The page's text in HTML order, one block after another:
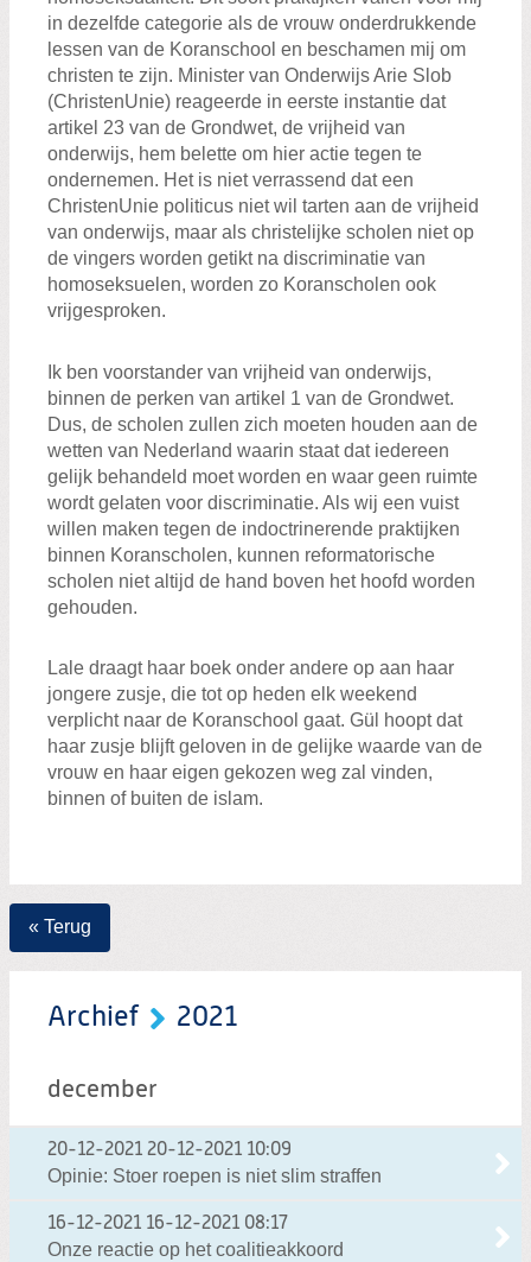
in dezelfde categorie als de vrouw onderdrukkende
lessen van de Koranschool en beschamen mij om
christen te zijn. Minister van Onderwijs Arie Slob
(ChristenUnie) reageerde in eerste instantie dat
artikel 23 van de Grondwet, de vrijheid van
onderwijs, hem belette om hier actie tegen te
ondernemen. Het is niet verrassend dat een
ChristenUnie politicus niet wil tarten aan de vrijheid
van onderwijs, maar als christelijke scholen niet op
de vingers worden getikt na discriminatie van
homoseksuelen, worden zo Koranscholen ook
vrijgesproken.
Ik ben voorstander van vrijheid van onderwijs,
binnen de perken van artikel 1 van de Grondwet.
Dus, de scholen zullen zich moeten houden aan de
wetten van Nederland waarin staat dat iedereen
gelijk behandeld moet worden en waar geen ruimte
wordt gelaten voor discriminatie. Als wij een vuist
willen maken tegen de indoctrinerende praktijken
binnen Koranscholen, kunnen reformatorische
scholen niet altijd de hand boven het hoofd worden
gehouden.
Lale draagt haar boek onder andere op aan haar
jongere zusje, die tot op heden elk weekend
verplicht naar de Koranschool gaat. Gül hoopt dat
haar zusje blijft geloven in de gelijke waarde van de
vrouw en haar eigen gekozen weg zal vinden,
binnen of buiten de islam.
« Terug
Archief 2021
december
20-12-2021 20-12-2021 10:09
Opinie: Stoer roepen is niet slim straffen
16-12-2021 16-12-2021 08:17
Onze reactie op het coalitieakkoord